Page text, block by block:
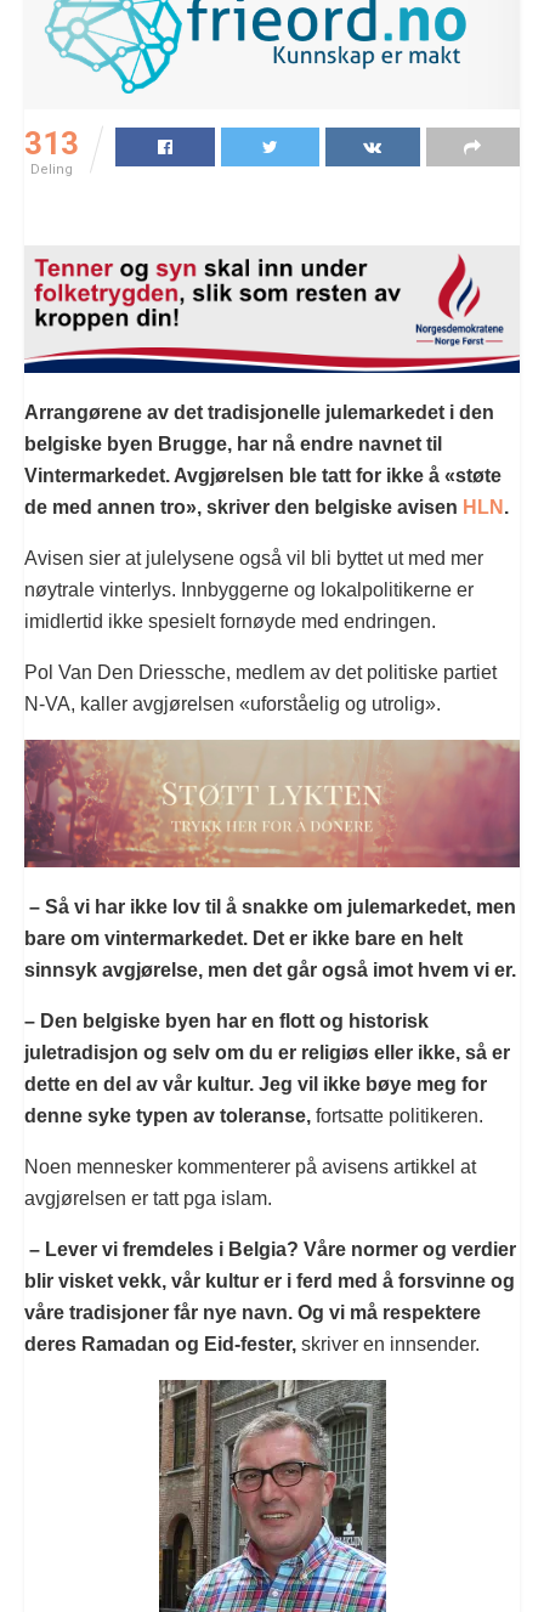
313
Deling
Arrangørene av det tradisjonelle julemarkedet i den
belgiske byen Brugge, har nå endre navnet til
Vintermarkedet. Avgjørelsen ble tatt for ikke å «støte
de med annen tro», skriver den belgiske avisen HLN .
Avisen sier at julelysene også vil bli byttet ut med mer
nøytrale vinterlys. Innbyggerne og lokalpolitikerne er
imidlertid ikke spesielt fornøyde med endringen.
Pol Van Den Driessche, medlem av det politiske partiet
N-VA, kaller avgjørelsen «uforståelig og utrolig».
– Så vi har ikke lov til å snakke om julemarkedet, men
bare om vintermarkedet. Det er ikke bare en helt
sinnsyk avgjørelse, men det går også imot hvem vi er.
– Den belgiske byen har en flott og historisk
juletradisjon og selv om du er religiøs eller ikke, så er
dette en del av vår kultur. Jeg vil ikke bøye meg for
denne syke typen av toleranse, fortsatte politikeren.
Noen mennesker kommenterer på avisens artikkel at
avgjørelsen er tatt pga islam.
– Lever vi fremdeles i Belgia? Våre normer og verdier
blir visket vekk, vår kultur er i ferd med å forsvinne og
våre tradisjoner får nye navn. Og vi må respektere
deres Ramadan og Eid-fester, skriver en innsender.